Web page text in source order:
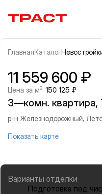
Траст | Служба
ГлавнаяКаталог
Информация об
Галерея
11 559 600 ₽
Цена за м2: 150 125 ₽
3—комн. квартира,
р-н Железнодорожный,
Показать карте
Варианты отделки
Подготовка под